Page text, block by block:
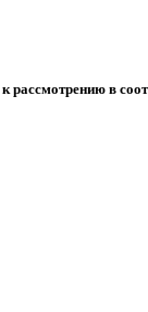
к рассмотрению в